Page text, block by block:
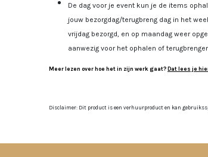
De dag voor je event kun je de items
jouw bezorgdag/terugbreng dag in het
vrijdag bezorgd, en op maandag weer
aanwezig voor het ophalen of
Meer lezen over hoe het in zijn werk gaat?Dat lees je
Disclaimer: Dit product is een verhuurproduct en kan